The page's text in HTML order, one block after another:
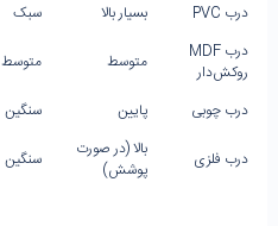
درب PVC
بسیار بالا سبک
درب MDF
روکش‌دار
متوسط متوسط
درب چوبی پایین سنگین
درب فلزی
بالا (در صورت
پوشش)
سنگین